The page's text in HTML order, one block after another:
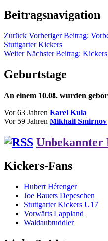
Beitragsnavigation
Zurück Vorheriger Beitrag:
Stuttgarter Kickers
Weiter Nächster Beitrag:
Geburtstage
An einem 10.08. wurden
Vor 63 Jahren Karel Kula
Vor 59 Jahren Mikhail Smirnov
Unbekannter
Kickers-Fans
Hubert Hérenger
Joe Bauers Depeschen
Stuttgarter Kickers U17
Vorwärts Lappland
Waldaubruddler